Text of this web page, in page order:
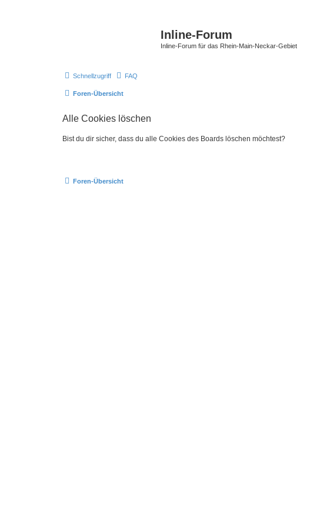
Inline-Forum
Inline-Forum für das Rhein-Main-Neckar-Gebiet
Schnellzugriff FAQ
Foren-Übersicht
Alle Cookies löschen
Bist du dir sicher, dass du alle Cookies des Boards löschen möchtest?
Foren-Übersicht